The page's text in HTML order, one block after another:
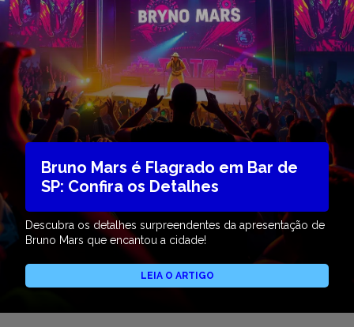
Bruno Mars é Flagrado em Bar de
SP: Confira os Detalhes
Descubra os detalhes surpreendentes da apresentação de
Bruno Mars que encantou a cidade!
LEIA O ARTIGO